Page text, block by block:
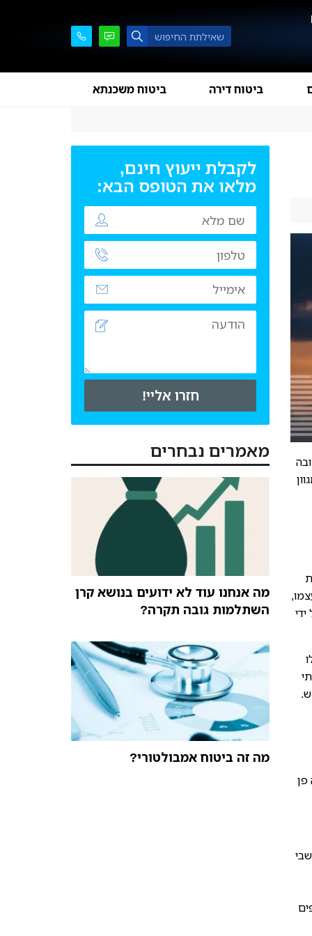
ביטוח דירה ביטוח משכנתא
פן
של המאה ה-17 והשאירה 100,000 מתושבי
לקבלת ייעוץ חינם,
מלאו את הטופס הבא:
חזרו אליי!
מאמרים נבחרים
מה אנחנו עוד לא ידועים בנושא קרן
השתלמות גובה תקרה?
מה זה ביטוח אמבולטורי?